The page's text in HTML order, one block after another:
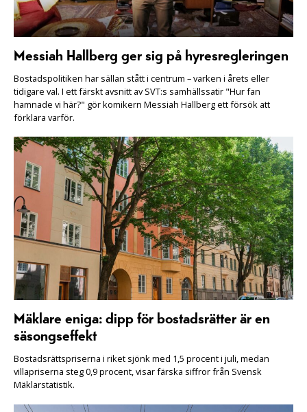
Messiah Hallberg ger sig på hyresregleringen
Bostadspolitiken har sällan stått i centrum – varken i årets eller
tidigare val. I ett färskt avsnitt av SVT:s samhällssatir "Hur fan
hamnade vi här?" gör komikern Messiah Hallberg ett försök att
förklara varför.
Mäklare eniga: dipp för bostadsrätter är en
säsongseffekt
Bostadsrättspriserna i riket sjönk med 1,5 procent i juli, medan
villapriserna steg 0,9 procent, visar färska siffror från Svensk
Mäklarstatistik.